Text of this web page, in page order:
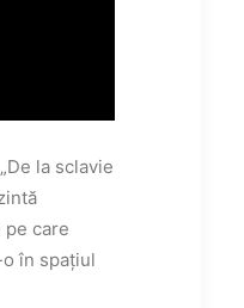
la sclavie
pe care
în spațiul